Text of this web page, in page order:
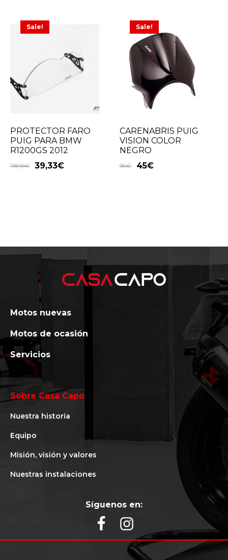
Sale!
PROTECTOR FARO
PUIG PARA BMW
R1200GS 2012
78,65€ 39,33€
Sale!
CARENABRIS PUIG
VISION COLOR
NEGRO
90€ 45€
Motos nuevas
Motos de ocasión
Servicios
Sobre Casa Capo
Nuestra historia
Equipo
Misión, visión y valores
Nuestras instalaciones
Síguenos en: